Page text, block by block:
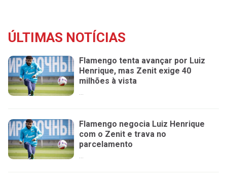
ÚLTIMAS NOTÍCIAS
Flamengo tenta avançar por Luiz
Henrique, mas Zenit exige 40
milhões à vista
...
Flamengo negocia Luiz Henrique
com o Zenit e trava no
parcelamento
...